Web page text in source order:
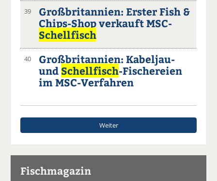
39
Großbritannien: Erster Fish &
Chips-Shop verkauft MSC-
Schellfisch
40
Großbritannien: Kabeljau-
und Schellfisch-Fischereien
im MSC-Verfahren
Weiter
Fischmagazin